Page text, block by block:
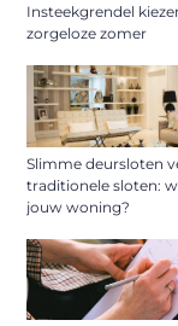
Insteekgrendel
zorgeloze zomer
Slimme deursloten
traditionele sloten:
jouw woning?